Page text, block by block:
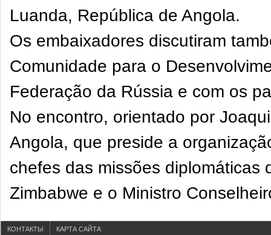
Luanda, República de Angola.
Os embaixadores discutiram
Comunidade para o
Federação da Rússia e com os
No encontro, orientado por
Angola, que preside a
chefes das missões diplomáticas
Zimbabwe e o Ministro
КОНТАКТЫ КАРТА САЙТА